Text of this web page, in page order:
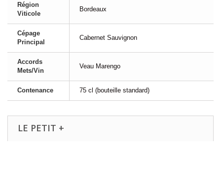
Région
Viticole
Bordeaux
Cépage
Principal
Cabernet Sauvignon
Accords
Mets/Vin
Veau Marengo
Contenance 75 cl (bouteille standard)
LE PETIT +